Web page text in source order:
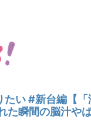
い #新台編【「
瞬間の脳汁やば